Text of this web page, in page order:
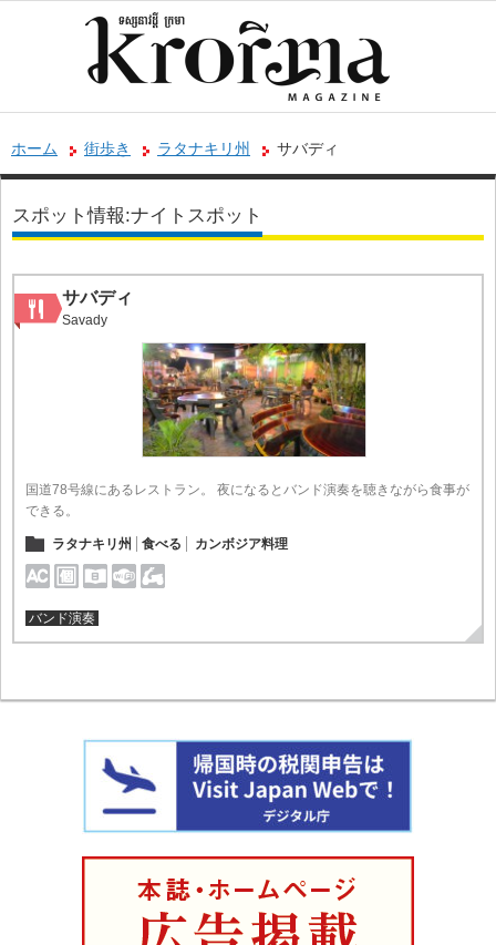
ホーム 街歩き ラタナキリ州 サバディ
スポット情報:ナイトスポット
サバディ
Savady
国道78号線にあるレストラン。 夜になるとバンド演奏を聴きながら食事が
できる。
ラタナキリ州 食べる カンボジア料理
バンド演奏